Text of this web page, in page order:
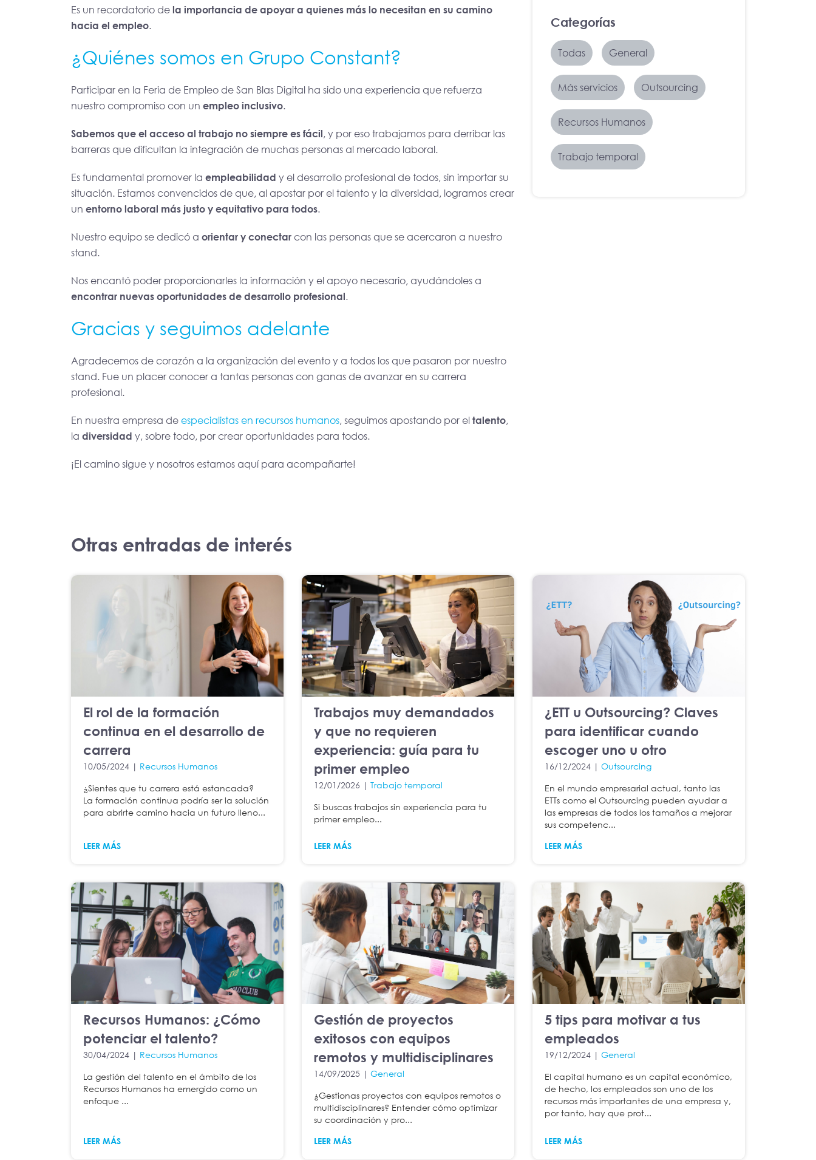
Es un recordatorio de la importancia de apoyar a quienes más lo necesitan en su camino
hacia el empleo.
¿Quiénes somos en Grupo Constant?
Participar en la Feria de Empleo de San Blas Digital ha sido una experiencia que refuerza
nuestro compromiso con un empleo inclusivo.
Sabemos que el acceso al trabajo no siempre es fácil, y por eso trabajamos para derribar las
barreras que dificultan la integración de muchas personas al mercado laboral.
Es fundamental promover la empleabilidad y el desarrollo profesional de todos, sin importar su
situación. Estamos convencidos de que, al apostar por el talento y la diversidad, logramos crear
un entorno laboral más justo y equitativo para todos.
Nuestro equipo se dedicó a orientar y conectar con las personas que se acercaron a nuestro
stand.
Nos encantó poder proporcionarles la información y el apoyo necesario, ayudándoles a
encontrar nuevas oportunidades de desarrollo profesional.
Gracias y seguimos adelante
Agradecemos de corazón a la organización del evento y a todos los que pasaron por nuestro
stand. Fue un placer conocer a tantas personas con ganas de avanzar en su carrera
profesional.
En nuestra empresa de especialistas en recursos humanos, seguimos apostando por el talento,
la diversidad y, sobre todo, por crear oportunidades para todos.
¡El camino sigue y nosotros estamos aquí para acompañarte!
Categorías
Todas General
Más servicios Outsourcing
Recursos Humanos
Trabajo temporal
Otras entradas de interés
El rol de la formación
continua en el desarrollo de
carrera
10/05/2024 | Recursos Humanos
¿Sientes que tu carrera está estancada?
La formación continua podría ser la solución
para abrirte camino hacia un futuro lleno...
LEER MÁS
Trabajos muy demandados
y que no requieren
experiencia: guía para tu
primer empleo
12/01/2026 | Trabajo temporal
Si buscas trabajos sin experiencia para tu
primer empleo...
LEER MÁS
¿ETT u Outsourcing? Claves
para identificar cuando
escoger uno u otro
16/12/2024 | Outsourcing
En el mundo empresarial actual, tanto las
ETTs como el Outsourcing pueden ayudar a
las empresas de todos los tamaños a mejorar
sus competenc...
LEER MÁS
Recursos Humanos: ¿Cómo
potenciar el talento?
30/04/2024 | Recursos Humanos
La gestión del talento en el ámbito de los
Recursos Humanos ha emergido como un
enfoque ...
LEER MÁS
Gestión de proyectos
exitosos con equipos
remotos y multidisciplinares
14/09/2025 | General
¿Gestionas proyectos con equipos remotos o
multidisciplinares? Entender cómo optimizar
su coordinación y pro...
LEER MÁS
5 tips para motivar a tus
empleados
19/12/2024 | General
El capital humano es un capital económico,
de hecho, los empleados son uno de los
recursos más importantes de una empresa y,
por tanto, hay que prot...
LEER MÁS